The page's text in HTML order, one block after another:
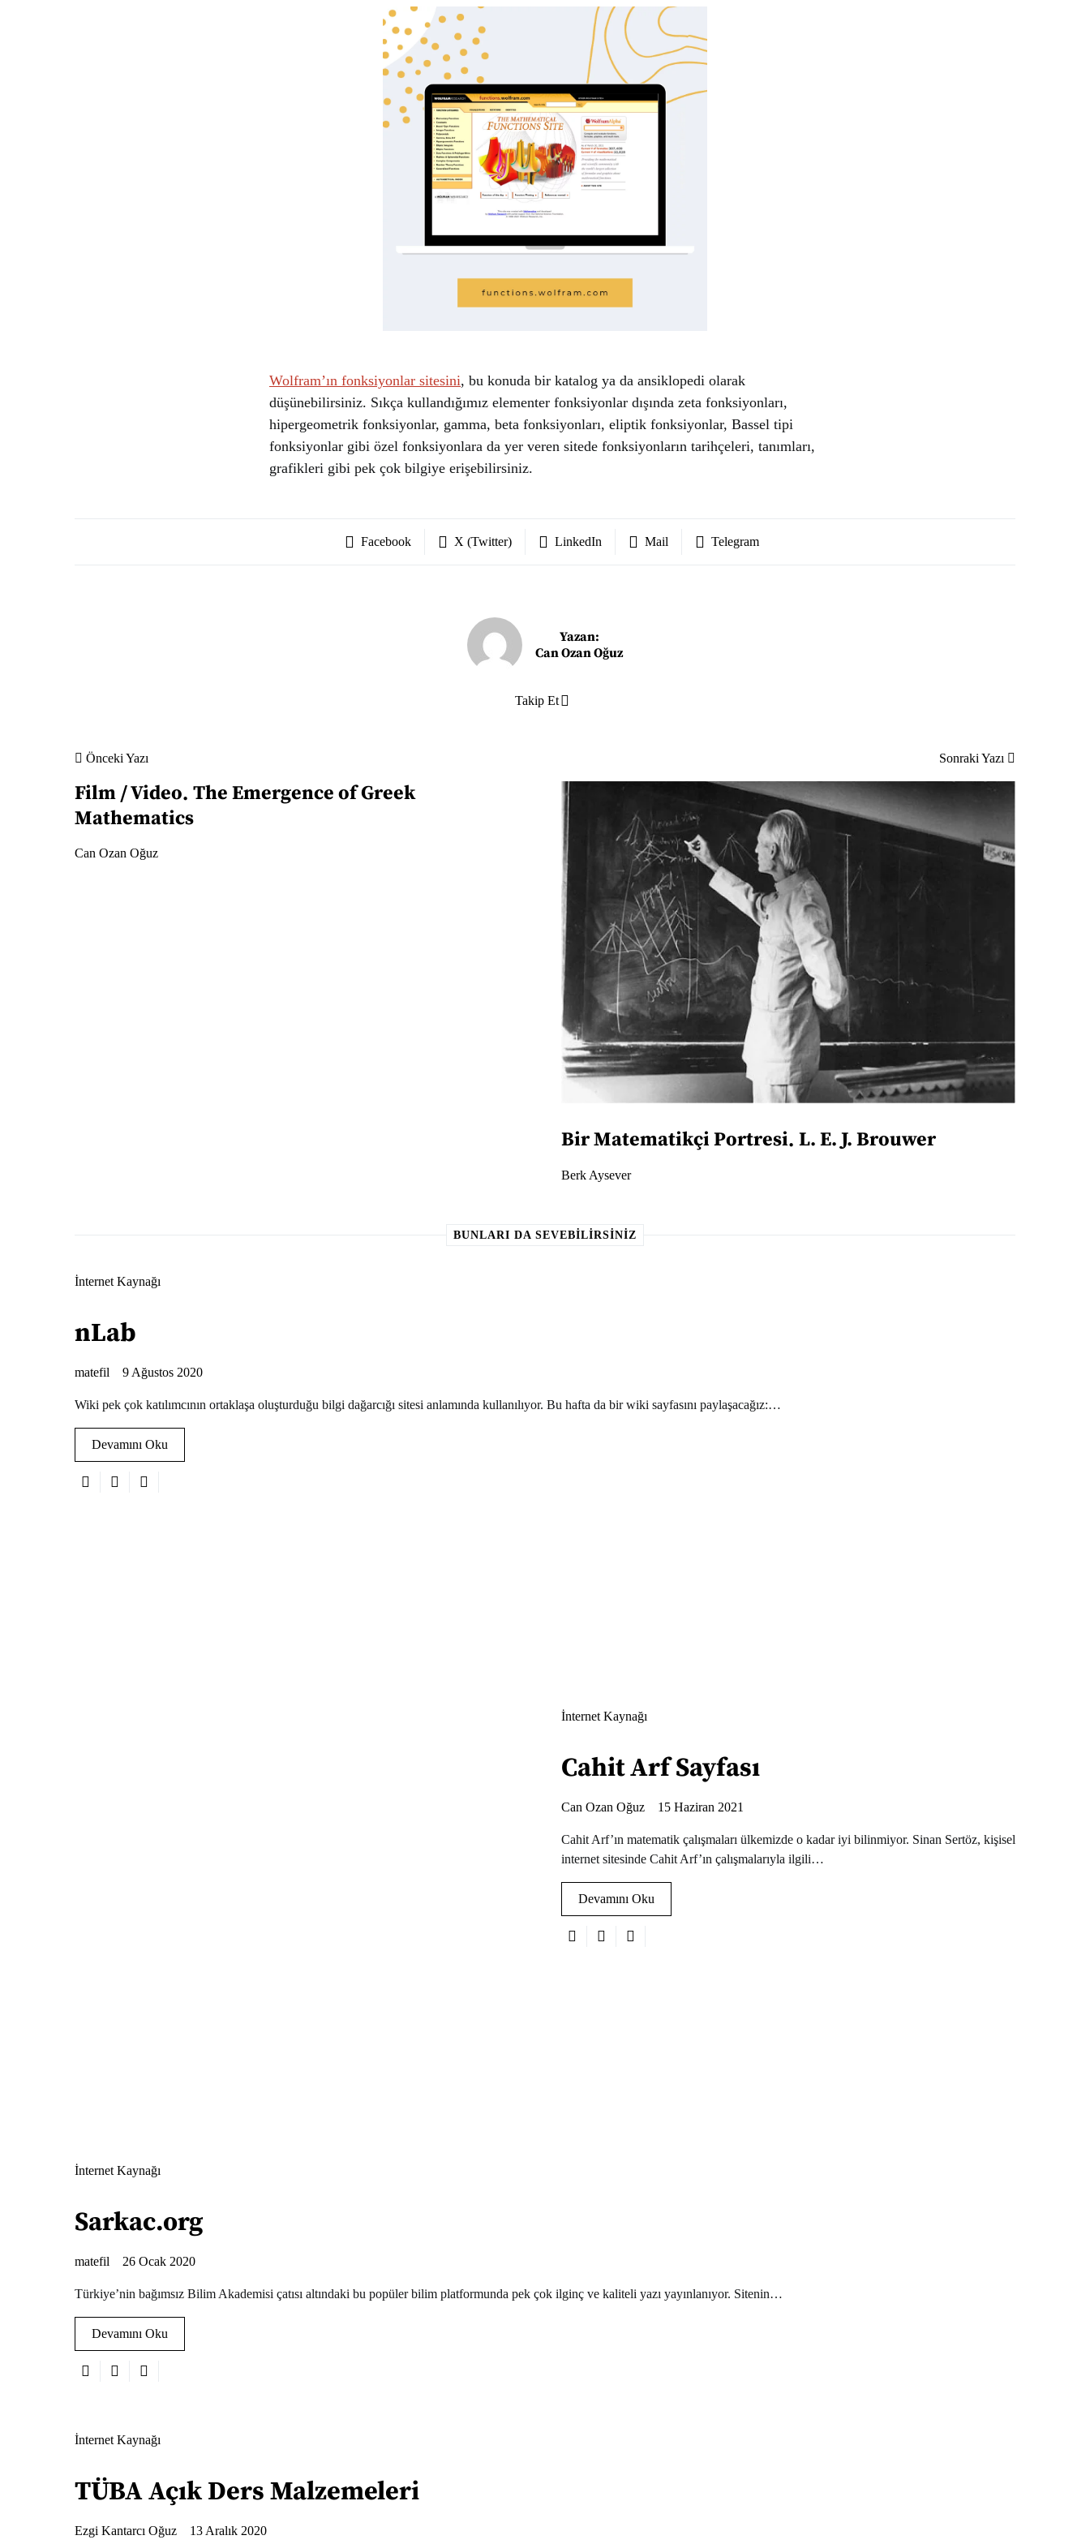
Wolfram’ın fonksiyonlar sitesini, bu konuda bir katalog ya da ansiklopedi olarak
düşünebilirsiniz. Sıkça kullandığımız elementer fonksiyonlar dışında zeta fonksiyonları,
hipergeometrik fonksiyonlar, gamma, beta fonksiyonları, eliptik fonksiyonlar, Bassel tipi
fonksiyonlar gibi özel fonksiyonlara da yer veren sitede fonksiyonların tarihçeleri, tanımları,
grafikleri gibi pek çok bilgiye erişebilirsiniz.
Facebook X (Twitter) LinkedIn Mail Telegram
Yazan:
Can Ozan Oğuz
Takip Et
Önceki Yazı
Film / Video The Emergence of Greek
Mathematics
Can Ozan Oğuz
Sonraki Yazı
Bir Matematikçi Portresi L. E. J. Brouwer
Berk Aysever
BUNLARI DA SEVEBILIRSINIZ
İnternet Kaynağı
nLab
matefil 9 Ağustos 2020
Wiki pek çok katılımcının ortaklaşa oluşturduğu bilgi dağarcığı sitesi anlamında kullanılıyor. Bu hafta da bir wiki sayfasını paylaşacağız:…
Devamını Oku
İnternet Kaynağı
Cahit Arf Sayfası
Can Ozan Oğuz 15 Haziran 2021
Cahit Arf’ın matematik çalışmaları ülkemizde o kadar iyi bilinmiyor. Sinan Sertöz, kişisel
internet sitesinde Cahit Arf’ın çalışmalarıyla ilgili…
Devamını Oku
İnternet Kaynağı
Sarkac.org
matefil 26 Ocak 2020
Türkiye’nin bağımsız Bilim Akademisi çatısı altındaki bu popüler bilim platformunda pek çok ilginç ve kaliteli yazı yayınlanıyor. Sitenin…
Devamını Oku
İnternet Kaynağı
TÜBA Açık Ders Malzemeleri
Ezgi Kantarcı Oğuz 13 Aralık 2020